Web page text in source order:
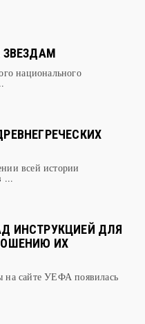
национального
всей истории
...
ИНСТРУКЦИЕЙ ДЛЯ
ИХ
на сайте УЕФА появилась